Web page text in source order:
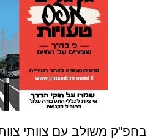
בחפ"ק משולב עם צוותי